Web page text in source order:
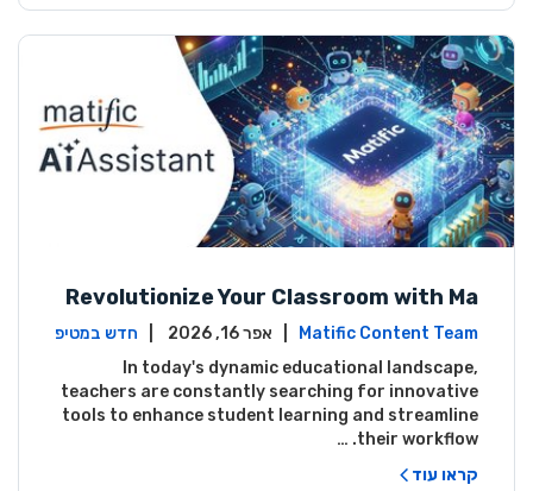
Revolutionize Your Classroom with Ma
tific's AI-Powered Teacher Assistant
Matific Content Team
חדש במטיפ
In today's dynamic educational landscape,
teachers are constantly searching for innovative
tools to enhance student learning and streamline
their workflow. …
קראו עוד